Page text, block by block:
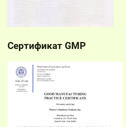
Сертификат GMP